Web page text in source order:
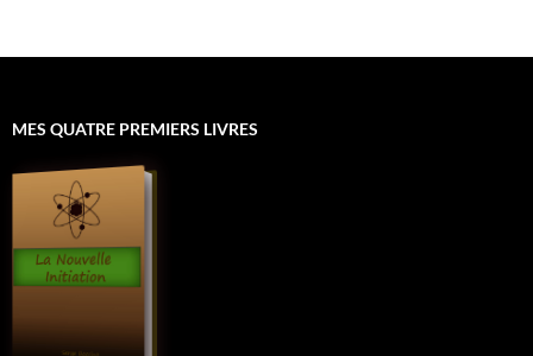
MES QUATRE PREMIERS LIVRES